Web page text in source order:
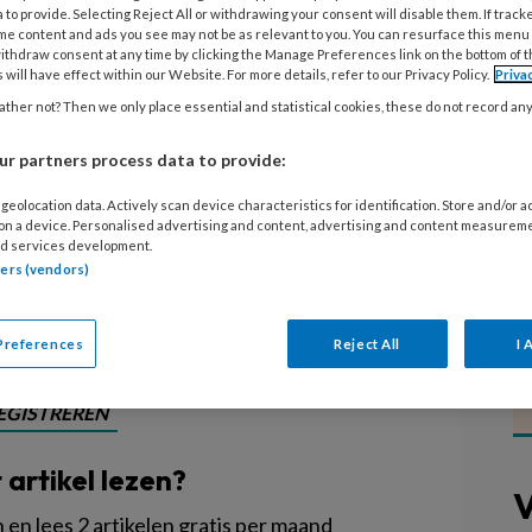
chauffeur dreigt de ondergang te
De Madelief in
een speciale zorgvraag worden
niet aan de
de handen in het haar.
lezen?
lees 2 artikelen gratis per maand
to provide. Selecting Reject All or withdrawing your consent will disable them. If
content and ads you see may not be as relevant to you. You can resurface this
consent at any time by clicking the Manage Preferences link on the bottom of
will have effect within our Website. For more details, refer to our Privacy Policy.
not? Then we only place essential and statistical cookies, these do not record
partners process data to provide:
data. Actively scan device characteristics for identification. Store and/or
a device. Personalised advertising and content, advertising and content
services development.
(vendors)
Reject All I